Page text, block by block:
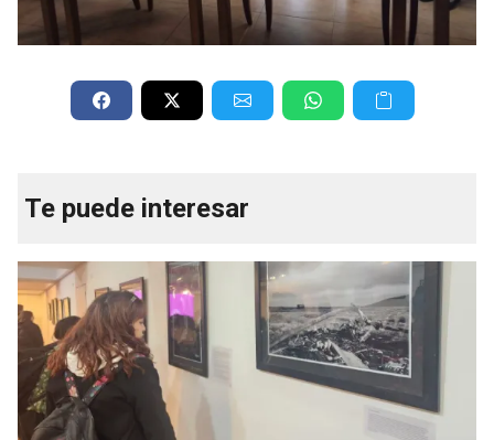
Te puede interesar